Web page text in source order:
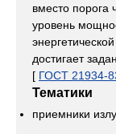
вместо порога
уровень
достигает
[ ГОСТ 21934-
Тематики
приемники